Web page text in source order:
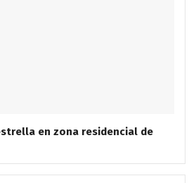
en zona residencial de